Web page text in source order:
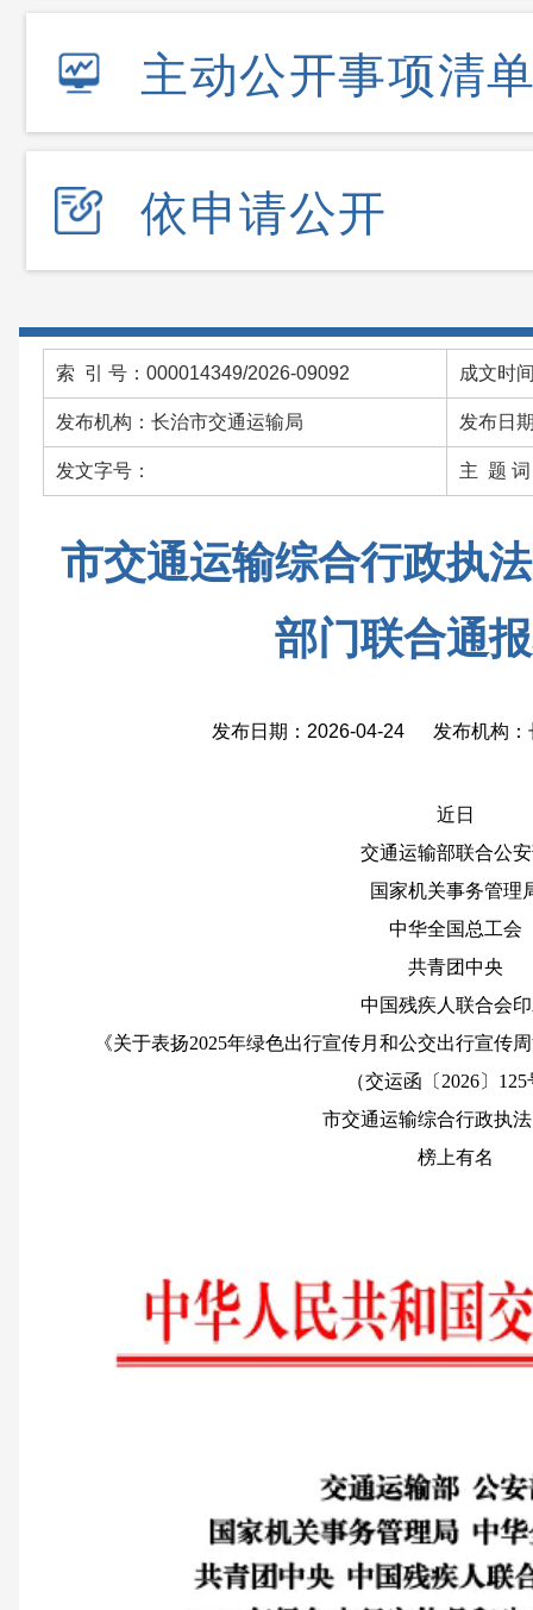
主动公开事项清
依申请公开
索 引 号：000014349/2026-09092 成文时
发布机构：长治市交通运输局 发布日
发文字号： 主 题 词
市交通运输综合行政执
部门联合通
发布日期：2026-04-24 发布机构：
近日
交通运输部联合公
国家机关事务管理
中华全国总工会
共青团中央
中国残疾人联合会
《关于表扬2025年绿色出行宣传月和公交出行宣传
（交运函〔2026〕
市交通运输综合行政执
榜上有名